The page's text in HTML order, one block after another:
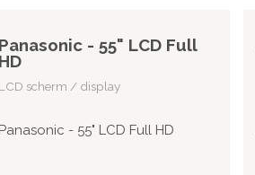
Panasonic - 55" LCD Full
HD
LCD scherm / display
Panasonic - 55" LCD Full HD